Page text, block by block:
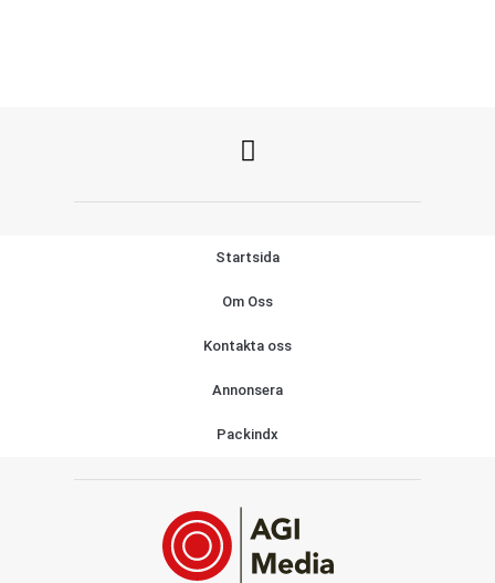
Startsida
Om Oss
Kontakta oss
Annonsera
Packindx